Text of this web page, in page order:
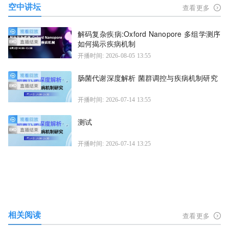
空中讲坛 查看更多
解码复杂疾病:Oxford Nanopore 多组学测序
如何揭示疾病机制
开播时间: 2026-08-05 13:55
肠菌代谢深度解析 菌群调控与疾病机制研究
开播时间: 2026-07-14 13:55
测试
开播时间: 2026-07-14 13:25
相关阅读 查看更多